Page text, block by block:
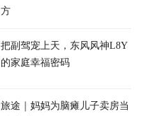
方
把副驾宠上天，东风风神L8Y
的家庭幸福密码
旅途｜妈妈为脑瘫儿子卖房当